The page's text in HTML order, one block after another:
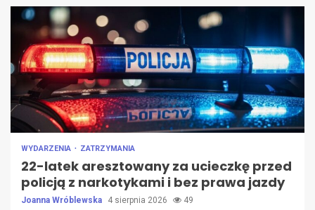
WYDARZENIA ZATRZYMANIA
22-latek aresztowany za ucieczkę przed
policją z narkotykami i bez prawa jazdy
Joanna Wróblewska 4 sierpnia 2026 49